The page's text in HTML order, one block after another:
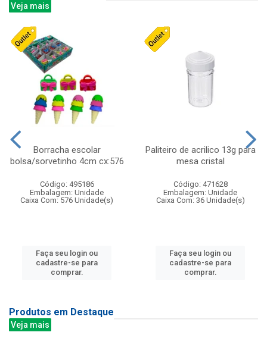
Veja mais
Borracha escolar
bolsa/sorvetinho 4cm cx:576
Código: 495186
Embalagem: Unidade
Caixa Com: 576 Unidade(s)
Faça seu login ou
cadastre-se para
comprar.
Paliteiro de acrilico 13g para
mesa cristal
Código: 471628
Embalagem: Unidade
Caixa Com: 36 Unidade(s)
Faça seu login ou
cadastre-se para
comprar.
Produtos em Destaque
Veja mais